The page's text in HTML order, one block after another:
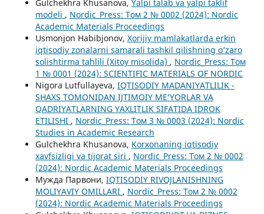
Gulchekhra Khusanova, Yalpi talab va yalpi taklif
modeli , Nordic_Press: Том 2 № 0002 (2024): Nordic
Academic Materials Proceedings
Usmonjon Habibjonov, Xorijiy mamlakatlarda erkin
iqtisodiy zonalarni samarali tashkil qilishning o‘zaro
solishtirma tahlili (Xitoy misolida) , Nordic_Press: Том
1 № 0001 (2024): SCIENTIFIC MATERIALS OF NORDIC
Nigora Lutfullayeva, IQTISODIY MADANIYATLILIK -
SHAXS TOMONIDAN IJTIMOIY ME’YORLAR VA
QADRIYATLARNING YAXLITLIK SIFATIDA IDROK
ETILISHI , Nordic_Press: Том 3 № 0003 (2024): Nordic
Studies in Academic Research
Gulchekhra Khusanova, Korxonaning iqtisodiy
xavfsizligi va tijorat siri , Nordic_Press: Том 2 № 0002
(2024): Nordic Academic Materials Proceedings
Мужда Парвони, IQTISODIY RIVOJLANISHNING
MOLIYAVIY OMILLARI , Nordic_Press: Том 2 № 0002
(2024): Nordic Academic Materials Proceedings